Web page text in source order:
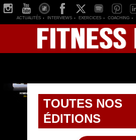
ACTUALITÉS INTERVIEWS EXERCICES COACHING
TOUTES NOS
ÉDITIONS